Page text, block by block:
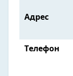
Адрес
Телефон